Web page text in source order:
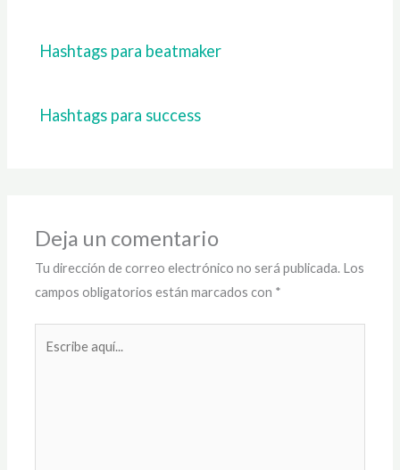
Hashtags para beatmaker
Hashtags para success
Deja un comentario
Tu dirección de correo electrónico no será publicada. Los
campos obligatorios están marcados con *